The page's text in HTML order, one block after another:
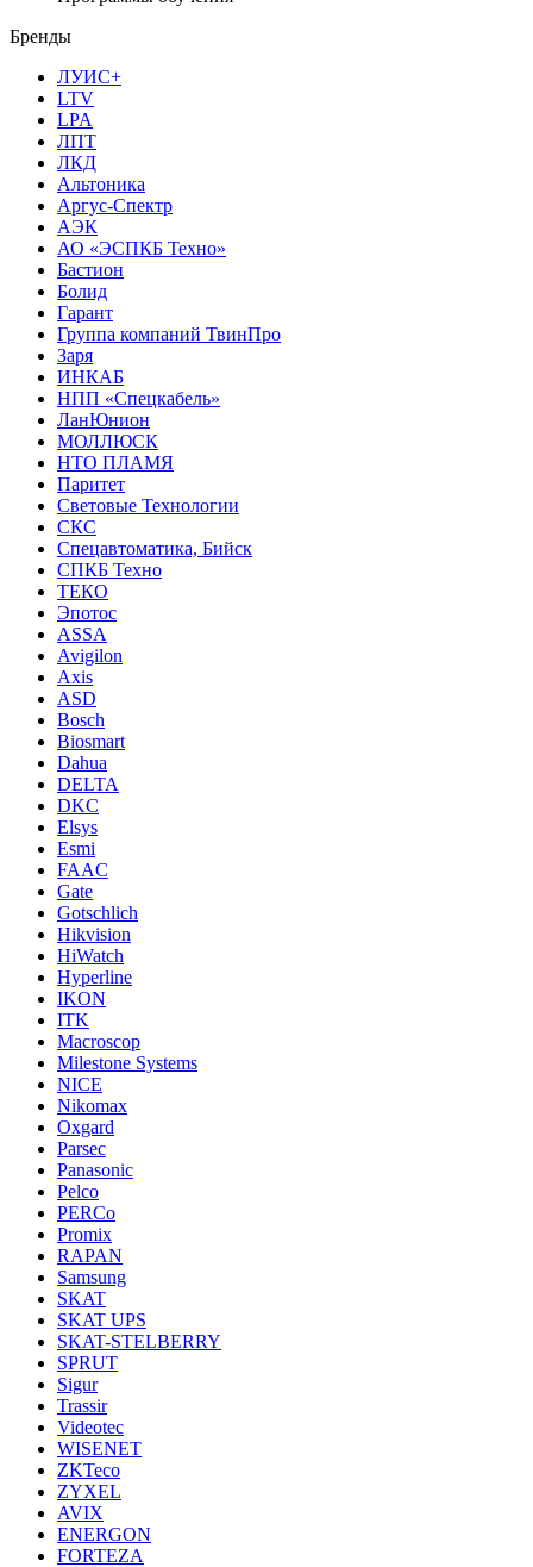
Бренды
ЛУИС+
LTV
LPA
ЛПТ
ЛКД
Альтоника
Аргус-Спектр
АЭК
АО «ЭСПКБ Техно»
Бастион
Болид
Гарант
Группа компаний ТвинПро
Заря
ИНКАБ
НПП «Спецкабель»
ЛанЮнион
МОЛЛЮСК
НТО ПЛАМЯ
Паритет
Световые Технологии
СКС
Спецавтоматика, Бийск
СПКБ Техно
ТЕКО
Эпотос
ASSA
Avigilon
Axis
ASD
Bosch
Biosmart
Dahua
DELTA
DKC
Elsys
Esmi
FAAC
Gate
Gotschlich
Hikvision
HiWatch
Hyperline
IKON
ITK
Macroscop
Milestone Systems
NICE
Nikomax
Oxgard
Parsec
Panasonic
Pelco
PERCo
Promix
RAPAN
Samsung
SKAT
SKAT UPS
SKAT-STELBERRY
SPRUT
Sigur
Trassir
Videotec
WISENET
ZKTeco
ZYXEL
AVIX
ENERGON
FORTEZA